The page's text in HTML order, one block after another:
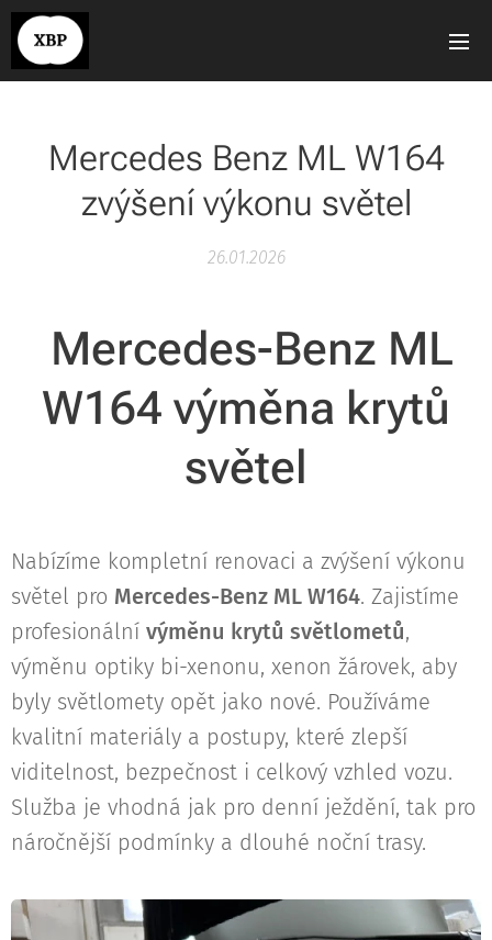
Mercedes Benz ML W164
zvýšení výkonu světel
26.01.2026
Mercedes-Benz ML
W164 výměna krytů
světel
Nabízíme kompletní renovaci a zvýšení výkonu
světel pro Mercedes-Benz ML W164. Zajistíme
profesionální výměnu krytů světlometů,
výměnu optiky bi-xenonu, xenon žárovek, aby
byly světlomety opět jako nové. Používáme
kvalitní materiály a postupy, které zlepší
viditelnost, bezpečnost i celkový vzhled vozu.
Služba je vhodná jak pro denní ježdění, tak pro
náročnější podmínky a dlouhé noční trasy.